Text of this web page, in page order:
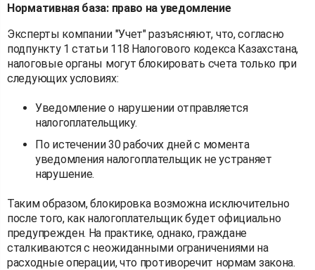
Нормативная база: право на уведомление
Эксперты компании "Учет" разъясняют, что, согласно
подпункту 1 статьи 118 Налогового кодекса Казахстана,
налоговые органы могут блокировать счета только при
следующих условиях:
Уведомление о нарушении отправляется
налогоплательщику.
По истечении 30 рабочих дней с момента
уведомления налогоплательщик не устраняет
нарушение.
Таким образом, блокировка возможна исключительно
после того, как налогоплательщик будет официально
предупрежден. На практике, однако, граждане
сталкиваются с неожиданными ограничениями на
расходные операции, что противоречит нормам закона.